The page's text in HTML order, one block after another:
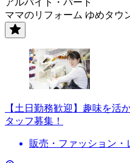
ママのリフォーム ゆめタウ
【土日勤務歓迎】趣味を活
タッフ募集！
販売・ファッション・